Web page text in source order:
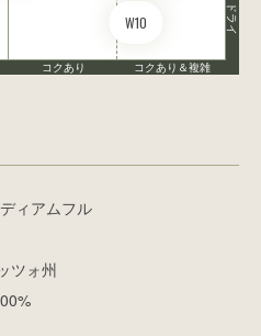
W10 ドライ
コクあり コクあり＆複雑
ィアムフル
ツォ州